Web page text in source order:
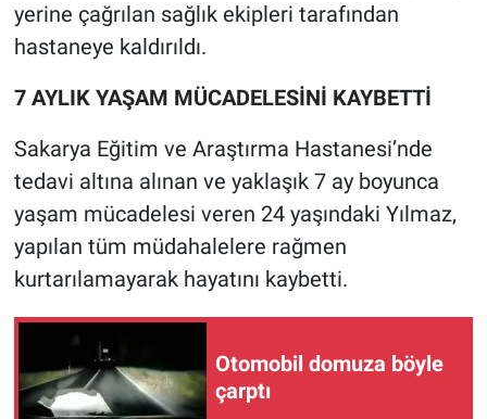
yerine çağrılan sağlık ekipleri tarafından
hastaneye kaldırıldı.
7 AYLIK YAŞAM MÜCADELESİNİ KAYBETTİ
Sakarya Eğitim ve Araştırma Hastanesi’nde
tedavi altına alınan ve yaklaşık 7 ay boyunca
yaşam mücadelesi veren 24 yaşındaki Yılmaz,
yapılan tüm müdahalelere rağmen
kurtarılamayarak hayatını kaybetti.
Otomobil domuza böyle
çarptı